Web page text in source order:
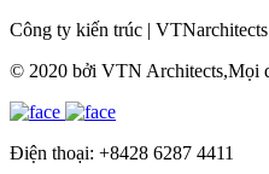
Công ty kiến trúc |
© 2020 bởi VTN Architects,Mọi
Điện thoại: +8428 6287 4411